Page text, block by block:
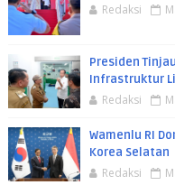
Redaksi
Presiden
Infrastruktur
Redaksi
Wamenlu RI
Korea Selatan
Redaksi